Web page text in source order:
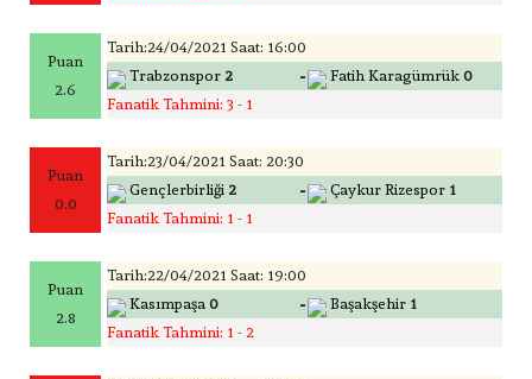
Puan
2.6
Tarih:24/04/2021 Saat: 16:00
Trabzonspor 2 - Fatih Karagümrük 0
Fanatik Tahmini: 3 - 1
Puan
0.0
Tarih:23/04/2021 Saat: 20:30
Gençlerbirliği 2 - Çaykur Rizespor 1
Fanatik Tahmini: 1 - 1
Puan
2.8
Tarih:22/04/2021 Saat: 19:00
Kasımpaşa 0 - Başakşehir 1
Fanatik Tahmini: 1 - 2